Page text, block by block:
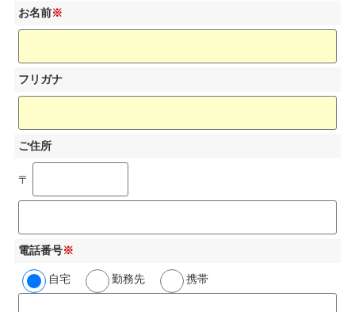
お名前※
フリガナ
ご住所
〒
電話番号※
自宅 勤務先 携帯